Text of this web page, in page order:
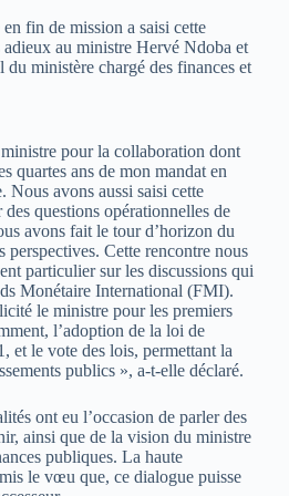
fin de mission a saisi cette
au ministre Hervé Ndoba et
du ministère chargé des finances et
ministre pour la collaboration dont
quartes ans de mon mandat en
Nous avons aussi saisi cette
questions opérationnelles de
avons fait le tour d’horizon du
perspectives. Cette rencontre nous
particulier sur les discussions qui
Monétaire International (FMI).
le ministre pour les premiers
l’adoption de la loi de
et le vote des lois, permettant la
publics », a-t-elle déclaré.
ont eu l’occasion de parler des
ainsi que de la vision du ministre
publiques. La haute
le vœu que, ce dialogue puisse